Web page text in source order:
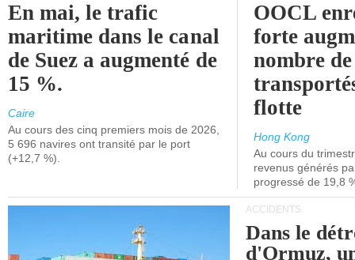
En mai, le trafic
maritime dans le canal
de Suez a augmenté de
15 %.
Caire
Au cours des cinq premiers mois de 2026,
5 696 navires ont transité par le port
(+12,7 %).
OOCL
forte
nombre
flotte
Hong Kong
Au cours du
revenus générés
progressé de 19,8
ACCIDENTS
Dans le
d'Ormuz,